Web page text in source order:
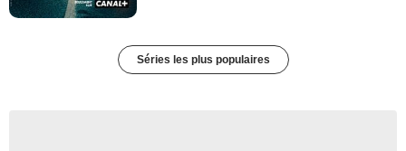
Séries les plus populaires